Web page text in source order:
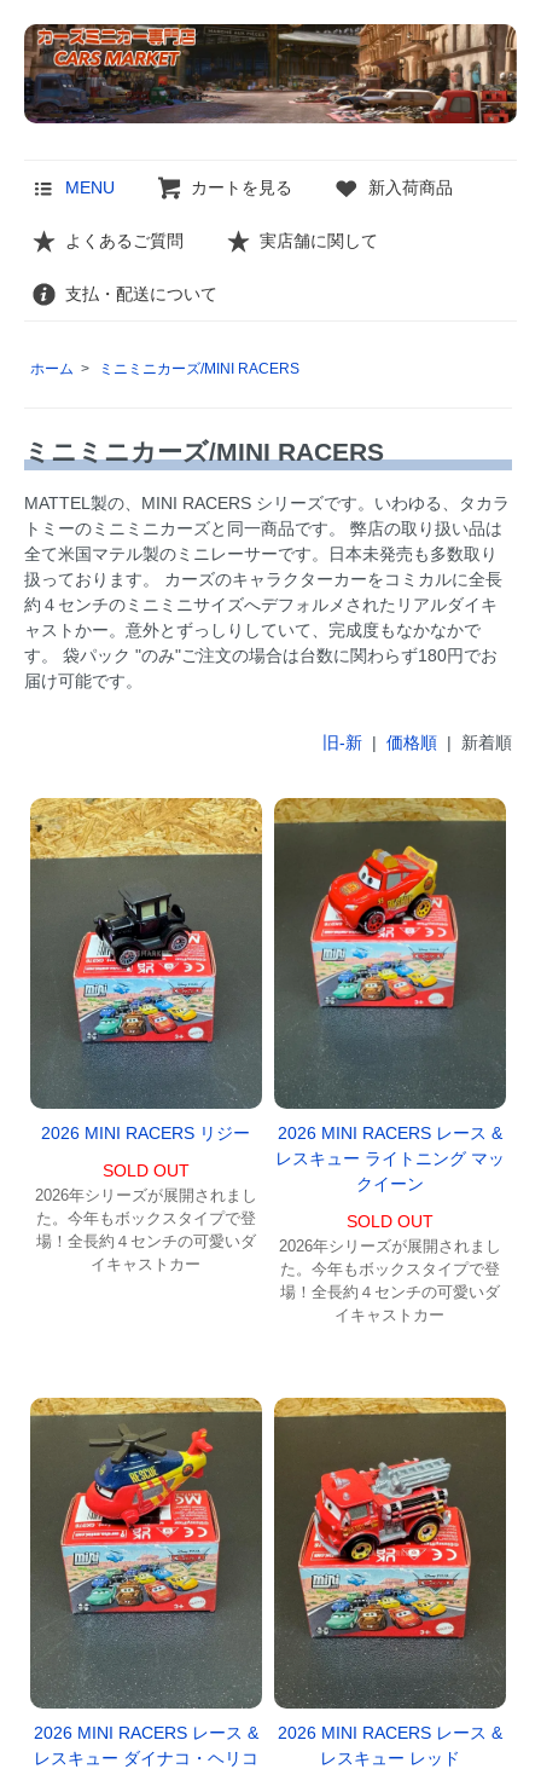
MENU カートを見る 新入荷商品
よくあるご質問 実店舗に関して
支払・配送について
ホーム > ミニミニカーズ/MINI RACERS
ミニミニカーズ/MINI RACERS
MATTEL製の、MINI RACERS シリーズです。いわゆる、タカラ
トミーのミニミニカーズと同一商品です。 弊店の取り扱い品は
全て米国マテル製のミニレーサーです。日本未発売も多数取り
扱っております。 カーズのキャラクターカーをコミカルに全長
約４センチのミニミニサイズへデフォルメされたリアルダイキ
ャストかー。意外とずっしりしていて、完成度もなかなかで
す。 袋パック "のみ"ご注文の場合は台数に関わらず180円でお
届け可能です。
旧-新| 価格順| 新着順
2026 MINI RACERS リジー
SOLD OUT
2026年シリーズが展開されまし
た。今年もボックスタイプで登
場！全長約４センチの可愛いダ
イキャストカー
2026 MINI RACERS レース &
レスキュー ライトニング マッ
クイーン
SOLD OUT
2026年シリーズが展開されまし
た。今年もボックスタイプで登
場！全長約４センチの可愛いダ
イキャストカー
2026 MINI RACERS レース &
レスキュー ダイナコ・ヘリコ
2026 MINI RACERS レース &
レスキュー レッド